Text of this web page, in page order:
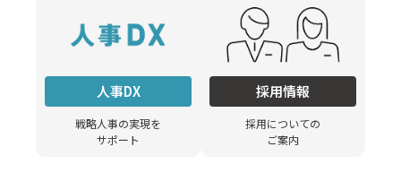
人事DX
戦略人事の実現を
サポート
採用情報
採用についての
ご案内
厚生労働省のデータによれば、新規学卒者の業種別早期離
職率では、「宿泊・飲食サービス業」が最も高い水準を示
この業種で離職率が高い背景には、長時間労働や低賃金、
厳しい労働環境が要因として挙げられます。